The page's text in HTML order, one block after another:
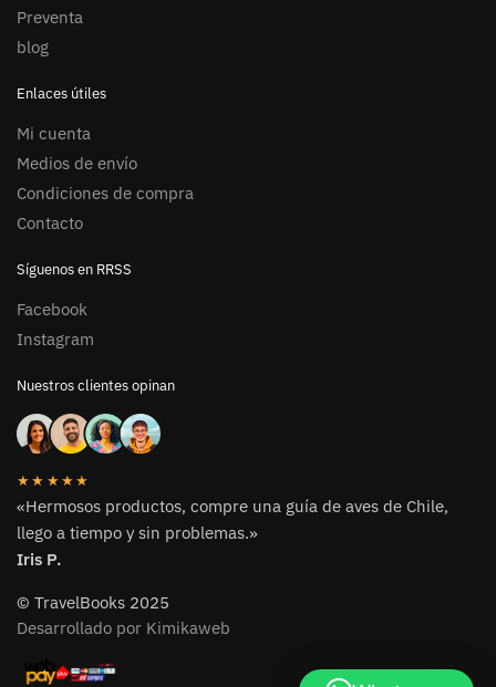
Preventa
blog
Enlaces útiles
Mi cuenta
Medios de envío
Condiciones de compra
Contacto
Síguenos en RRSS
Facebook
Instagram
Nuestros clientes opinan
★★★★★
«Hermosos productos, compre una guía de aves de Chile,
llego a tiempo y sin problemas.»
Iris P.
© TravelBooks 2025
Desarrollado por Kimikaweb